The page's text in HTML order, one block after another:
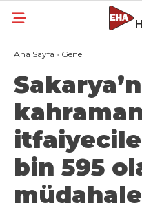
Ana Sayfa › Genel
bin 595